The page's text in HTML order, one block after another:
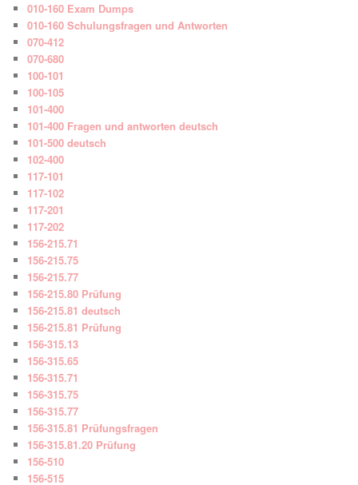
010-160 Exam Dumps
010-160 Schulungsfragen und Antworten
070-412
070-680
100-101
100-105
101-400
101-400 Fragen und antworten deutsch
101-500 deutsch
102-400
117-101
117-102
117-201
117-202
156-215.71
156-215.75
156-215.77
156-215.80 Prüfung
156-215.81 deutsch
156-215.81 Prüfung
156-315.13
156-315.65
156-315.71
156-315.75
156-315.77
156-315.81 Prüfungsfragen
156-315.81.20 Prüfung
156-510
156-515